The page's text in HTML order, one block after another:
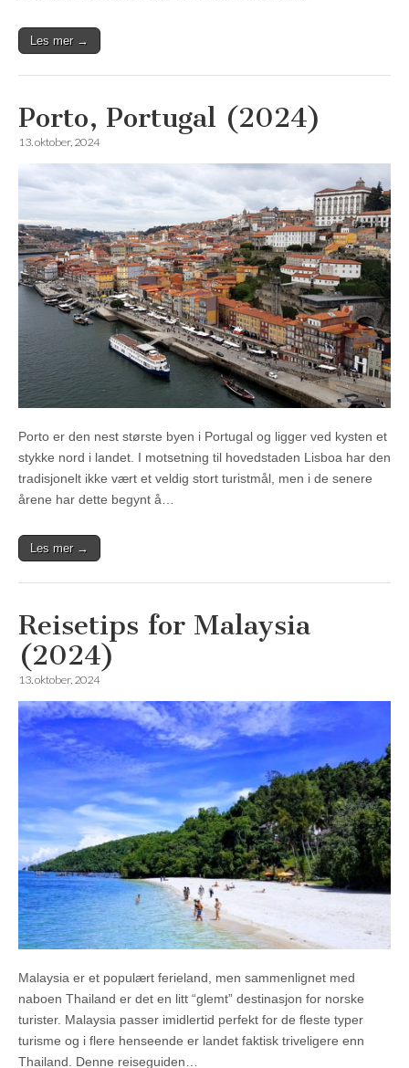
Les mer →
Porto, Portugal (2024)
13. oktober, 2024
Porto er den nest største byen i Portugal og ligger ved kysten et
stykke nord i landet. I motsetning til hovedstaden Lisboa har den
tradisjonelt ikke vært et veldig stort turistmål, men i de senere
årene har dette begynt å…
Les mer →
Reisetips for Malaysia
(2024)
13. oktober, 2024
Malaysia er et populært ferieland, men sammenlignet med
naboen Thailand er det en litt “glemt” destinasjon for norske
turister. Malaysia passer imidlertid perfekt for de fleste typer
turisme og i flere henseende er landet faktisk triveligere enn
Thailand. Denne reiseguiden…